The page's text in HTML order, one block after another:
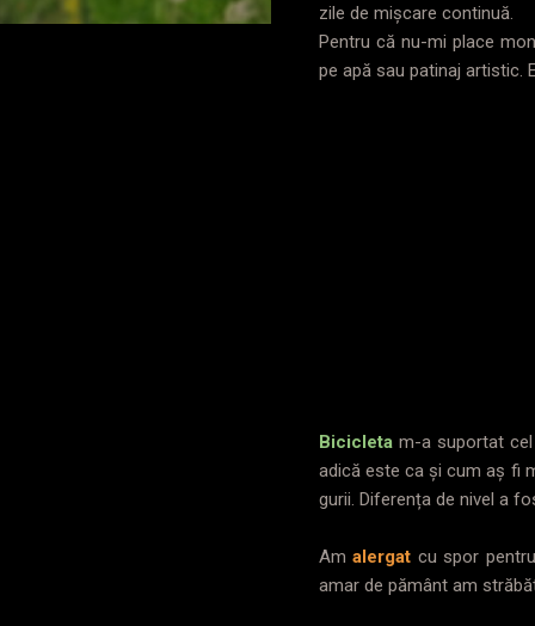
zile de mișcare continuă.
Pentru că nu-mi place
pe apă sau patinaj artistic.
Bicicleta m-a suportat
adică este ca și cum aș fi
gurii. Diferența de nivel a
Amalergat cu spor pentru
amar de pământ am